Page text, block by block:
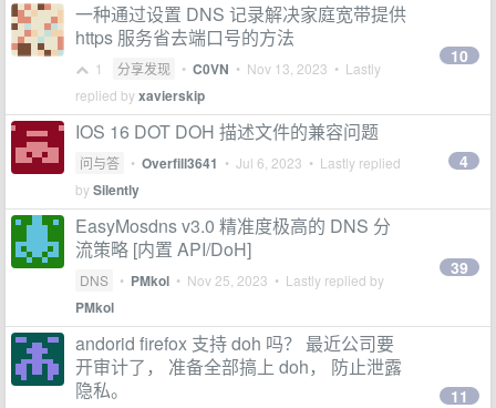
一种通过设置 DNS 记录解决家庭宽带提供
https 服务省去端口号的方法
1 分享发现 • C0VN • Nov 13, 2023 • Lastly
replied byxavierskip
10
IOS 16 DOT DOH 描述文件的兼容问题
问与答 • Overfill3641 • Jul 6, 2023 • Lastly replied
bySilently
4
EasyMosdns v3.0 精准度极高的 DNS 分
流策略 [内置 API/DoH]
DNS • PMkol • Nov 25, 2023 • Lastly replied by
PMkol
39
andorid firefox 支持 doh 吗？ 最近公司要
开审计了， 准备全部搞上 doh， 防止泄露
隐私。
11